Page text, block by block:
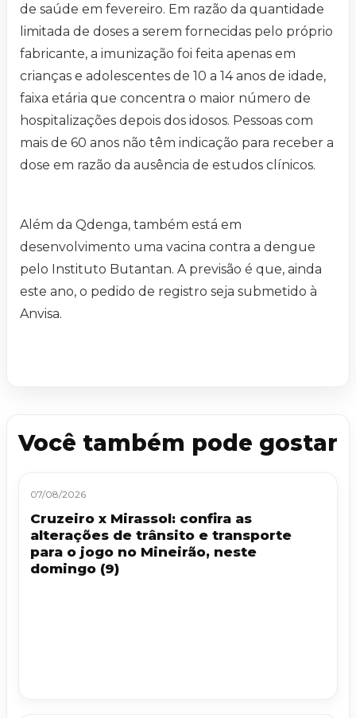
de saúde em fevereiro. Em razão da quantidade
limitada de doses a serem fornecidas pelo próprio
fabricante, a imunização foi feita apenas em
crianças e adolescentes de 10 a 14 anos de idade,
faixa etária que concentra o maior número de
hospitalizações depois dos idosos. Pessoas com
mais de 60 anos não têm indicação para receber a
dose em razão da ausência de estudos clínicos.
Além da Qdenga, também está em
desenvolvimento uma vacina contra a dengue
pelo Instituto Butantan. A previsão é que, ainda
este ano, o pedido de registro seja submetido à
Anvisa.
Você também pode gostar
07/08/2026
Cruzeiro x Mirassol: confira as
alterações de trânsito e transporte
para o jogo no Mineirão, neste
domingo (9)